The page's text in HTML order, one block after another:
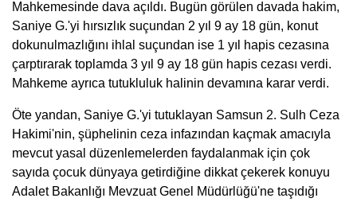
Mahkemesinde dava açıldı. Bugün görülen davada hakim,
Saniye G.'yi hırsızlık suçundan 2 yıl 9 ay 18 gün, konut
dokunulmazlığını ihlal suçundan ise 1 yıl hapis cezasına
çarptırarak toplamda 3 yıl 9 ay 18 gün hapis cezası verdi.
Mahkeme ayrıca tutukluluk halinin devamına karar verdi.
Öte yandan, Saniye G.'yi tutuklayan Samsun 2. Sulh Ceza
Hakimi'nin, şüphelinin ceza infazından kaçmak amacıyla
mevcut yasal düzenlemelerden faydalanmak için çok
sayıda çocuk dünyaya getirdiğine dikkat çekerek konuyu
Adalet Bakanlığı Mevzuat Genel Müdürlüğü'ne taşıdığı